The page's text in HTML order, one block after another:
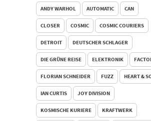
ANDY WARHOL AUTOMATIC CAN
CLOSER COSMIC COSMIC COURIERS
DETROIT DEUTSCHER SCHLAGER
DIE GRÜNE REISE ELEKTRONIK
FLORIAN SCHNEIDER FUZZ HEART &
IAN CURTIS JOY DIVISION
KOSMISCHE KURIERE KRAFTWERK